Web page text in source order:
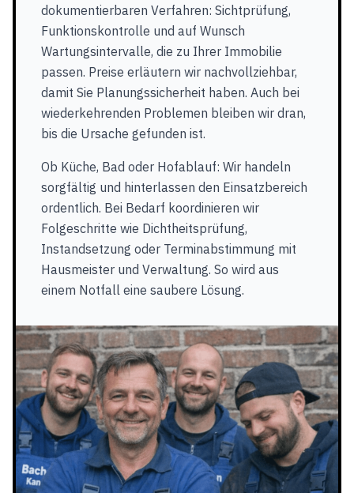
dokumentierbaren Verfahren: Sichtprüfung,
Funktionskontrolle und auf Wunsch
Wartungsintervalle, die zu Ihrer Immobilie
passen. Preise erläutern wir nachvollziehbar,
damit Sie Planungssicherheit haben. Auch bei
wiederkehrenden Problemen bleiben wir dran,
bis die Ursache gefunden ist.
Ob Küche, Bad oder Hofablauf: Wir handeln
sorgfältig und hinterlassen den Einsatzbereich
ordentlich. Bei Bedarf koordinieren wir
Folgeschritte wie Dichtheitsprüfung,
Instandsetzung oder Terminabstimmung mit
Hausmeister und Verwaltung. So wird aus
einem Notfall eine saubere Lösung.